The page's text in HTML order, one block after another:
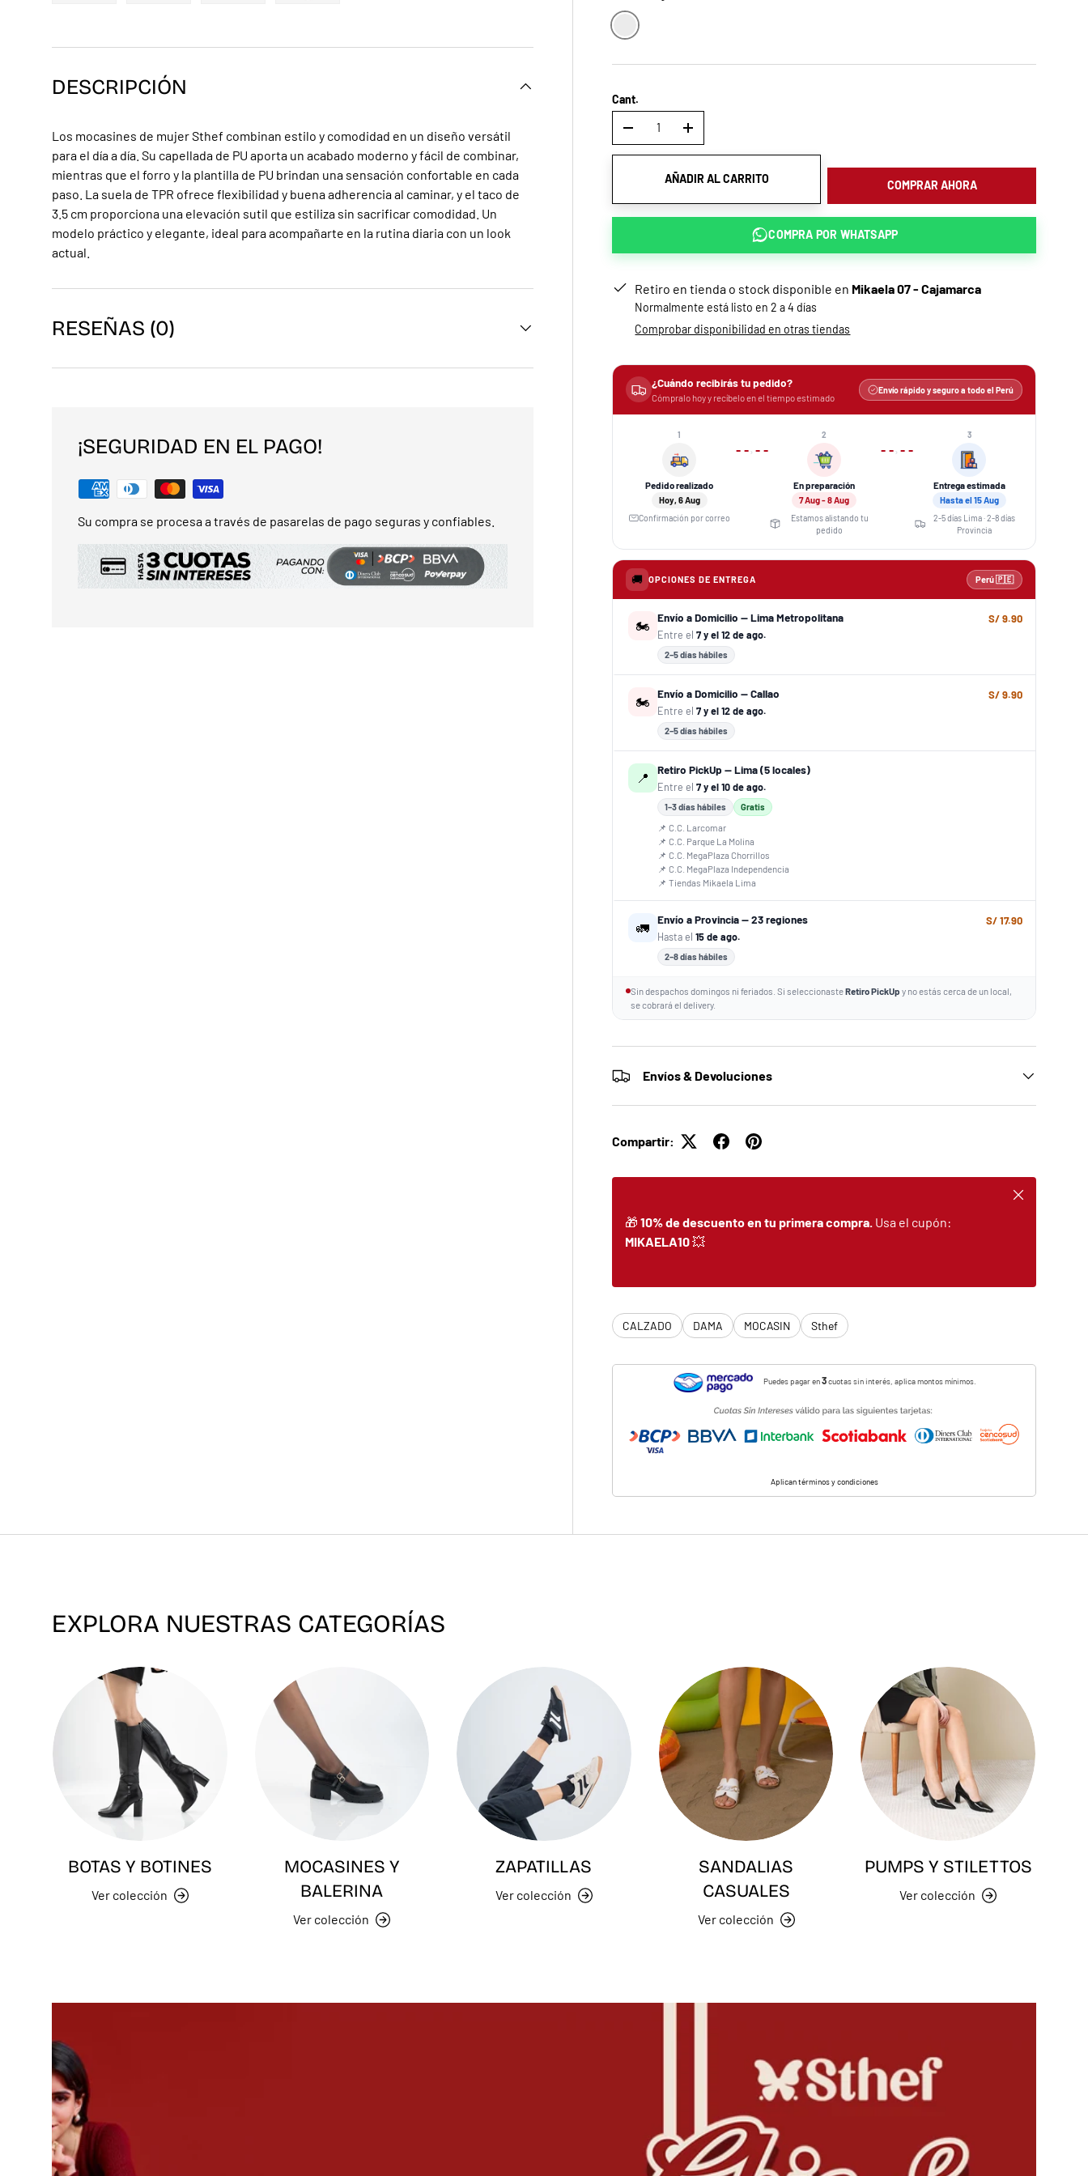
Negro
Cant.
- +
AÑADIR AL CARRITO COMPRAR AHORA
COMPRA POR WHATSAPP
Retiro en tienda o stock disponible en Mikaela 07 - Cajamarca
Normalmente está listo en 2 a 4 días
Comprobar disponibilidad en otras tiendas
¿Cuándo recibirás tu pedido?
Cómpralo hoy y recíbelo en el tiempo estimado
Envío rápido y seguro a todo el Perú
1
Pedido realizado
Hoy, 6 Aug
Confirmación por correo
›
2
En preparación
7 Aug - 8 Aug
Estamos alistando tu
pedido
›
3
Entrega estimada
Hasta el 15 Aug
2-5 días Lima · 2-8 días
Provincia
🚚 OPCIONES DE ENTREGA Perú 🇵🇪
🏍️
Envío a Domicilio — Lima Metropolitana
Entre el7 y el 12 de ago.
2–5 días hábiles
S/ 9.90
🏍️
Envío a Domicilio — Callao
Entre el7 y el 12 de ago.
2–5 días hábiles
S/ 9.90
📍
Retiro PickUp — Lima (5 locales)
Entre el7 y el 10 de ago.
1–3 días hábiles Gratis
📌 C.C. Larcomar
📌 C.C. Parque La Molina
📌 C.C. MegaPlaza Chorrillos
📌 C.C. MegaPlaza Independencia
📌 Tiendas Mikaela Lima
🚛
Envío a Provincia — 23 regiones
Hasta el15 de ago.
2–8 días hábiles
S/ 17.90
Sin despachos domingos ni feriados. Si seleccionasteRetiro PickUp y no estás cerca de un local,
se cobrará el delivery.
Envíos & Devoluciones
Compartir:
🎁10% de descuento en tu primera compra. Usa el cupón:
MIKAELA10💥
Cerrar
CALZADO DAMA MOCASIN Sthef
Puedes pagar en3cuotas sin interés, aplica montos mínimos.
Aplican términos y condiciones
DESCRIPCIÓN
Los mocasines de mujer Sthef combinan estilo y comodidad en un diseño versátil
para el día a día. Su capellada de PU aporta un acabado moderno y fácil de combinar,
mientras que el forro y la plantilla de PU brindan una sensación confortable en cada
paso. La suela de TPR ofrece flexibilidad y buena adherencia al caminar, y el taco de
3.5 cm proporciona una elevación sutil que estiliza sin sacrificar comodidad. Un
modelo práctico y elegante, ideal para acompañarte en la rutina diaria con un look
actual.
RESEÑAS (0)
¡SEGURIDAD EN EL PAGO!
Su compra se procesa a través de pasarelas de pago seguras y confiables.
EXPLORA NUESTRAS CATEGORÍAS
BOTAS Y BOTINES
Ver colección
MOCASINES Y
BALERINA
Ver colección
ZAPATILLAS
Ver colección
SANDALIAS
CASUALES
Ver colección
PUMPS Y STILETTOS
Ver colección